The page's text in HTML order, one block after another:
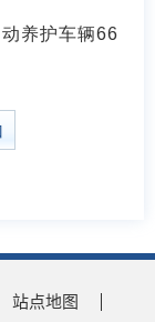
养护车辆66
站点地图